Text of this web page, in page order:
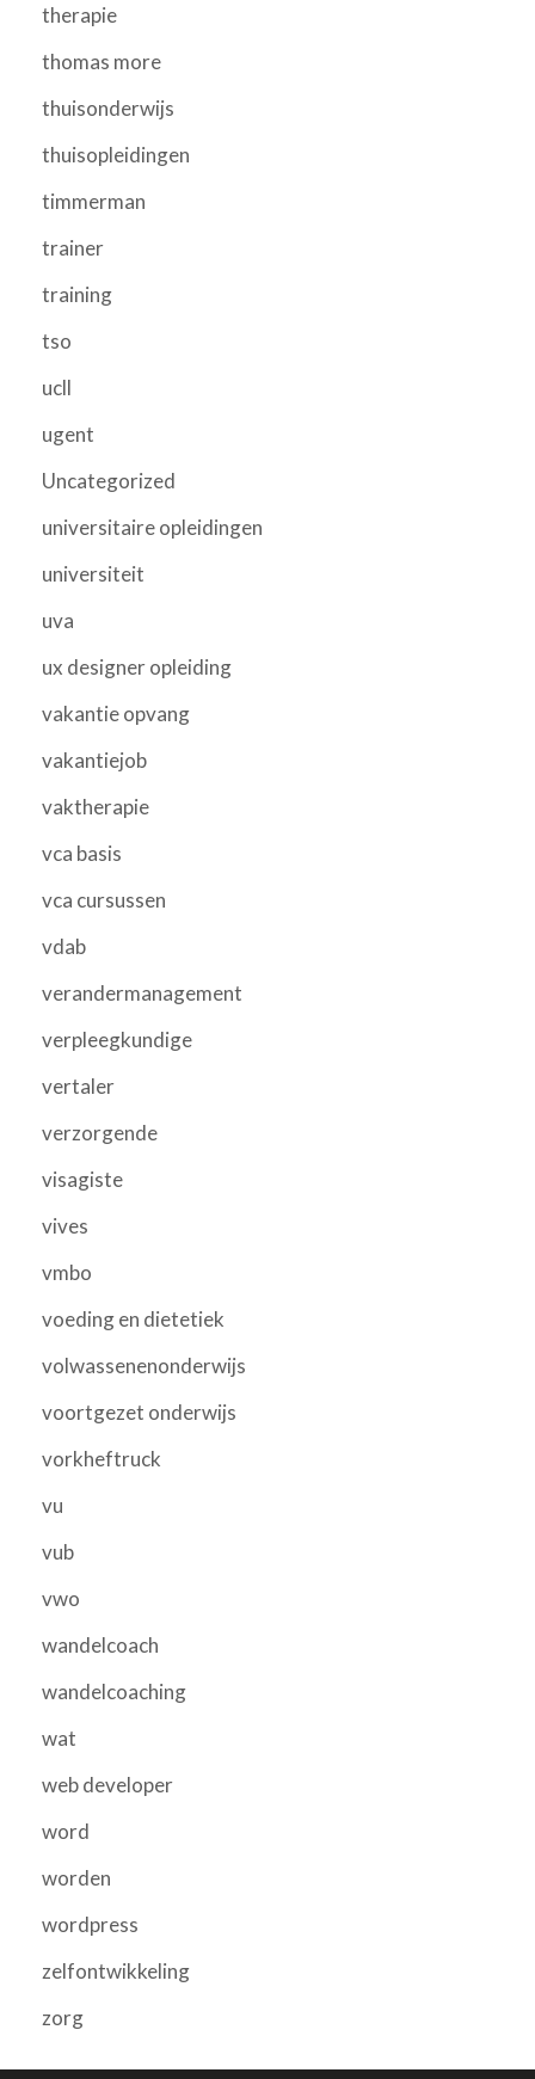
therapie
thomas more
thuisonderwijs
thuisopleidingen
timmerman
trainer
training
tso
ucll
ugent
Uncategorized
universitaire opleidingen
universiteit
uva
ux designer opleiding
vakantie opvang
vakantiejob
vaktherapie
vca basis
vca cursussen
vdab
verandermanagement
verpleegkundige
vertaler
verzorgende
visagiste
vives
vmbo
voeding en dietetiek
volwassenenonderwijs
voortgezet onderwijs
vorkheftruck
vu
vub
vwo
wandelcoach
wandelcoaching
wat
web developer
word
worden
wordpress
zelfontwikkeling
zorg